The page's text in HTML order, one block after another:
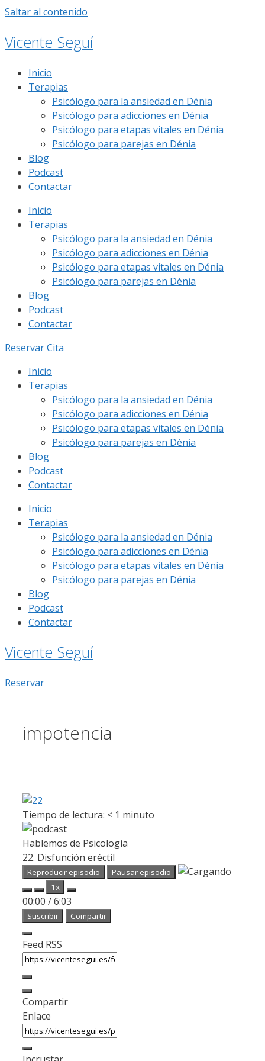
Saltar al contenido
Vicente Seguí
Inicio
Terapias
Psicólogo para la ansiedad en Dénia
Psicólogo para adicciones en Dénia
Psicólogo para etapas vitales en Dénia
Psicólogo para parejas en Dénia
Blog
Podcast
Contactar
Inicio
Terapias
Psicólogo para la ansiedad en Dénia
Psicólogo para adicciones en Dénia
Psicólogo para etapas vitales en Dénia
Psicólogo para parejas en Dénia
Blog
Podcast
Contactar
Reservar Cita
Inicio
Terapias
Psicólogo para la ansiedad en Dénia
Psicólogo para adicciones en Dénia
Psicólogo para etapas vitales en Dénia
Psicólogo para parejas en Dénia
Blog
Podcast
Contactar
Inicio
Terapias
Psicólogo para la ansiedad en Dénia
Psicólogo para adicciones en Dénia
Psicólogo para etapas vitales en Dénia
Psicólogo para parejas en Dénia
Blog
Podcast
Contactar
Vicente Seguí
Reservar
impotencia
Tiempo de lectura: < 1 minuto
Hablemos de Psicología
22. Disfunción eréctil
Reproducir episodio
Pausar episodio
1x
00:00 /6:03
Suscribir Compartir
Feed RSS
Compartir
Enlace